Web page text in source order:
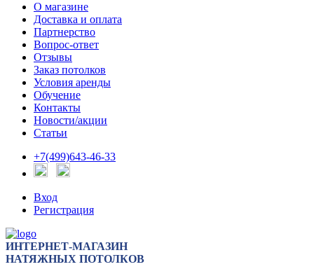
О магазине
Доставка и оплата
Партнерство
Вопрос-ответ
Отзывы
Заказ потолков
Условия аренды
Обучение
Контакты
Новости/акции
Статьи
+7(499)643-46-33
Вход
Регистрация
ИНТЕРНЕТ-МАГАЗИН
НАТЯЖНЫХ ПОТОЛКОВ